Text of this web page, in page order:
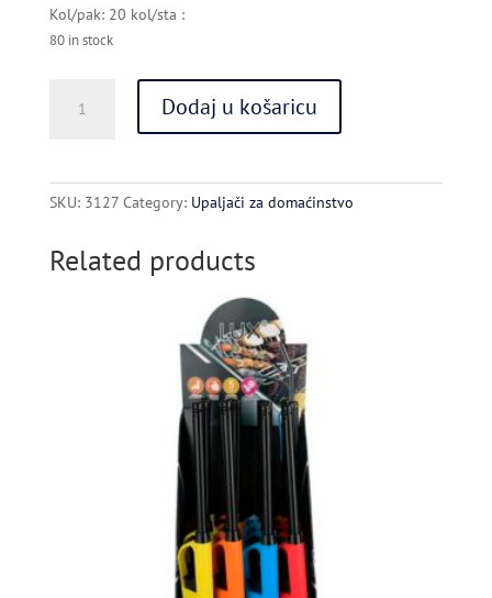
Kol/pak: 20 kol/sta :
80 in stock
ZORR
Dodaj u košaricu
SKU: 3127 Category: Upaljači za domaćinstvo
Related products